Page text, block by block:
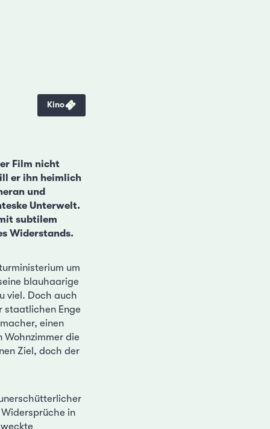
Kino
Film nicht
er ihn heimlich
und
Unterwelt.
subtilem
Widerstands.
um
blauhaarige
viel. Doch auch
staatlichen Enge
einen
die
Ziel, doch der
in